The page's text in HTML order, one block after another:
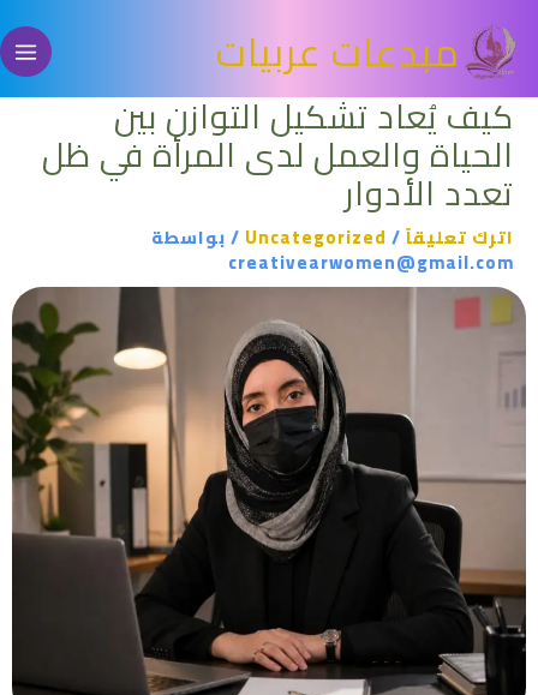
إلى
المحتوىمبدعات عربيات
كيف يُعاد تشكيل التوازن بين
الحياة والعمل لدى المرأة في ظل
تعدد الأدوار
اترك تعليقاً/
Uncategorized / بواسطة
creativearwomen@gmail.com